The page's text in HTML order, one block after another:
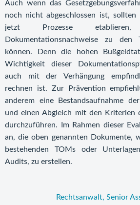
Auch wenn das
noch nicht abgeschlossen ist, sollten
jetzt Prozesse
Dokumentationsnachweise zu
können. Denn die hohen
Wichtigkeit dieser
auch mit der Verhängung
rechnen ist. Zur Prävention
anderem eine Bestandsaufnahme
und einen Abgleich mit den Kriterien
durchzuführen. Im Rahmen dieser
an, die oben genannten Dokumente,
bestehenden TOMs oder
Audits, zu erstellen.
Rechtsanwalt, Senior